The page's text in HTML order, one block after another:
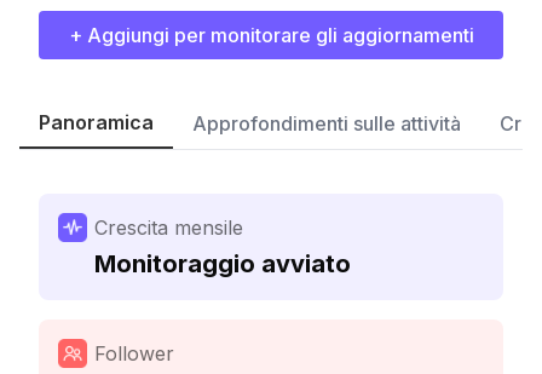
+ Aggiungi per monitorare gli aggiornamenti
Panoramica Approfondimenti sulle attività
Crescita mensile
Monitoraggio avviato
Follower